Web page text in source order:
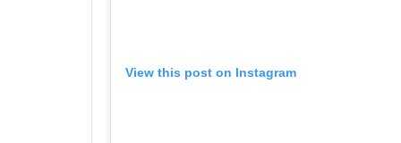
View this post on Instagram